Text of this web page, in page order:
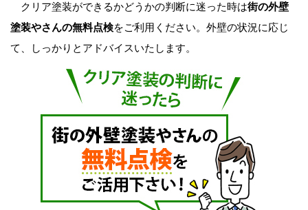
クリア塗装ができるかどうかの判断に迷った時は街の外壁
塗装やさんの無料点検をご利用ください。外壁の状況に応じ
て、しっかりとアドバイスいたします。